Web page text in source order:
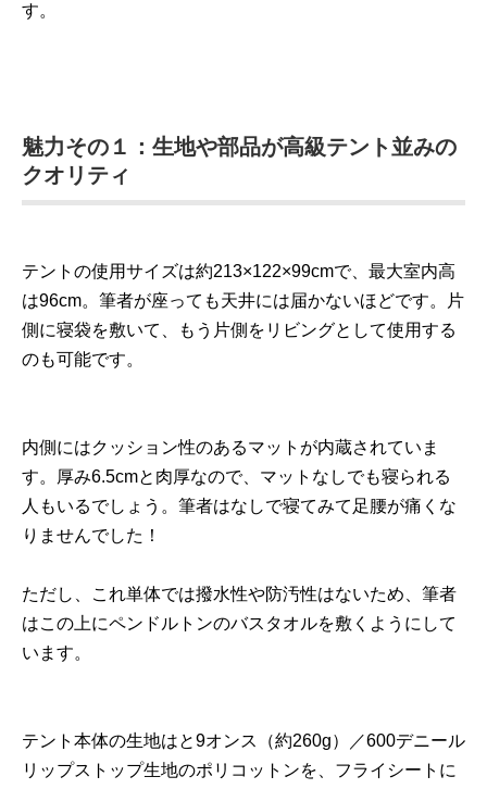
す。
魅力その１：生地や部品が高級テント並みの
クオリティ
テントの使用サイズは約213×122×99cmで、最大室内高
は96cm。筆者が座っても天井には届かないほどです。片
側に寝袋を敷いて、もう片側をリビングとして使用する
のも可能です。
内側にはクッション性のあるマットが内蔵されていま
す。厚み6.5cmと肉厚なので、マットなしでも寝られる
人もいるでしょう。筆者はなしで寝てみて足腰が痛くな
りませんでした！
ただし、これ単体では撥水性や防汚性はないため、筆者
はこの上にペンドルトンのバスタオルを敷くようにして
います。
テント本体の生地はと9オンス（約260g）／600デニール
リップストップ生地のポリコットンを、フライシートに